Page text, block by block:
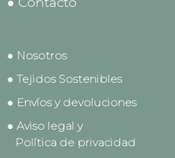
● Nosotros
● Tejidos Sostenibles
● Envíos y devoluciones
● Aviso legal y
Política de privacidad